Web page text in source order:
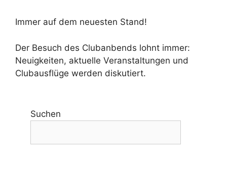
Immer auf dem neuesten Stand!
Der Besuch des Clubanbends lohnt immer:
Neuigkeiten, aktuelle Veranstaltungen und
Clubausflüge werden diskutiert.
Suchen